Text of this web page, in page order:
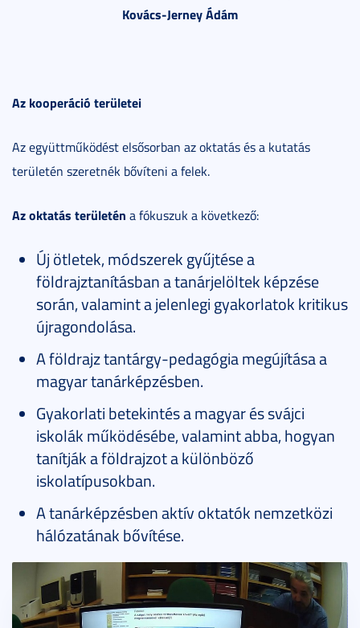
Kovács-Jerney Ádám
Az kooperáció területei
Az együttműködést elsősorban az oktatás és a kutatás
területén szeretnék bővíteni a felek.
Az oktatás területén a fókuszuk a következő:
Új ötletek, módszerek gyűjtése a
földrajztanításban a tanárjelöltek képzése
során, valamint a jelenlegi gyakorlatok kritikus
újragondolása.
A földrajz tantárgy-pedagógia megújítása a
magyar tanárképzésben.
Gyakorlati betekintés a magyar és svájci
iskolák működésébe, valamint abba, hogyan
tanítják a földrajzot a különböző
iskolatípusokban.
A tanárképzésben aktív oktatók nemzetközi
hálózatának bővítése.